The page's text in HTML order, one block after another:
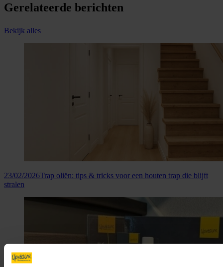
Gerelateerde berichten
Bekijk alles
23/02/2026Trap oliën: tips & tricks voor een houten trap die blijft
stralen